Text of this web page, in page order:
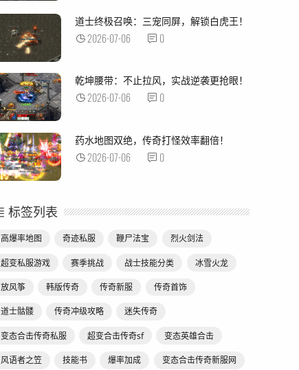
道士终极召唤：三宠同屏，解锁白虎王！
2026-07-06 0
乾坤腰带：不止拉风，实战逆袭更抢眼！
2026-07-06 0
药水地图双绝，传奇打怪效率翻倍！
2026-07-06 0
标签列表
高爆率地图 奇迹私服 鞭尸法宝 烈火剑法
超变私服游戏 赛季挑战 战士技能分类 冰雪火龙
放风筝 韩版传奇 传奇新服 传奇首饰
道士骷髅 传奇冲级攻略 迷失传奇
变态合击传奇私服 超变合击传奇sf 变态英雄合击
风语者之笠 技能书 爆率加成 变态合击传奇新服网